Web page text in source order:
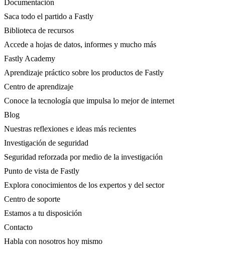
Documentación
Saca todo el partido a Fastly
Biblioteca de recursos
Accede a hojas de datos, informes y mucho más
Fastly Academy
Aprendizaje práctico sobre los productos de Fastly
Centro de aprendizaje
Conoce la tecnología que impulsa lo mejor de internet
Blog
Nuestras reflexiones e ideas más recientes
Investigación de seguridad
Seguridad reforzada por medio de la investigación
Punto de vista de Fastly
Explora conocimientos de los expertos y del sector
Centro de soporte
Estamos a tu disposición
Contacto
Habla con nosotros hoy mismo